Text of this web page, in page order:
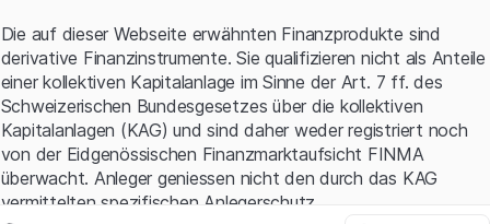
Die auf dieser Webseite erwähnten Finanzprodukte sind
derivative Finanzinstrumente. Sie qualifizieren nicht als Anteile
einer kollektiven Kapitalanlage im Sinne der Art. 7 ff. des
Schweizerischen Bundesgesetzes über die kollektiven
Kapitalanlagen (KAG) und sind daher weder registriert noch
von der Eidgenössischen Finanzmarktaufsicht FINMA
überwacht. Anleger geniessen nicht den durch das KAG
vermittelten spezifischen Anlegerschutz.